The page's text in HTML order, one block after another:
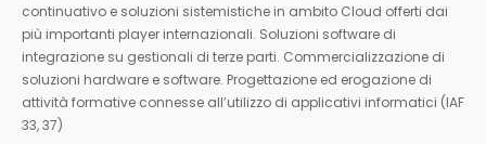
continuativo e soluzioni sistemistiche in ambito Cloud offerti dai
più importanti player internazionali. Soluzioni software di
integrazione su gestionali di terze parti. Commercializzazione di
soluzioni hardware e software. Progettazione ed erogazione di
attività formative connesse all’utilizzo di applicativi informatici (IAF
33, 37)